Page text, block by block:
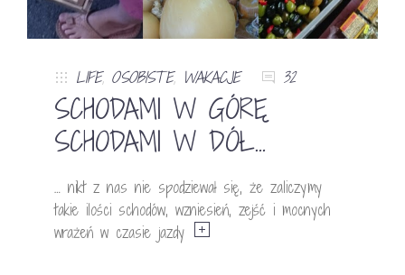
LIFE, OSOBISTE, WAKACJE 32
SCHODAMI W GÓRĘ
SCHODAMI W DÓŁ…
… nikt z nas nie spodziewał się, że zaliczymy
takie ilości schodów, wzniesień, zejść i mocnych
wrażeń w czasie jazdy